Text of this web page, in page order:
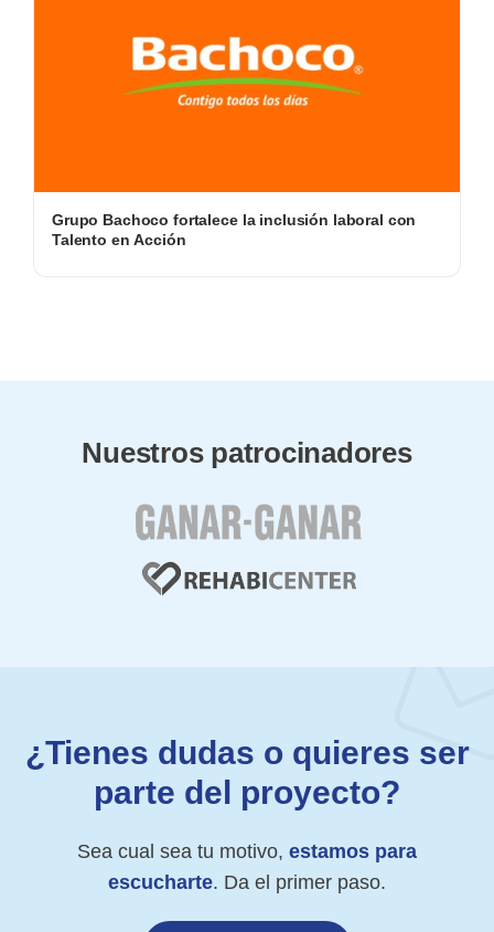
Grupo Bachoco fortalece la inclusión laboral con
Talento en Acción
Nuestros patrocinadores
¿Tienes dudas o quieres ser
parte del proyecto?
Sea cual sea tu motivo, estamos para
escucharte. Da el primer paso.